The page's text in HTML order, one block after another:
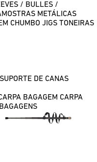
/ BULLES /
METÁLICAS
CHUMBO JIGS TONEIRAS
SUPORTE DE CANAS
BAGAGEM CARPA